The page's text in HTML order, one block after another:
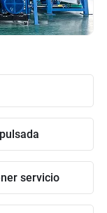
servicio